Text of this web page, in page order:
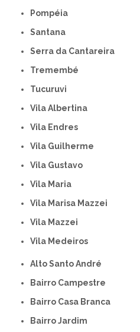
Pompéia
Santana
Serra da Cantareira
Tremembé
Tucuruvi
Vila Albertina
Vila Endres
Vila Guilherme
Vila Gustavo
Vila Maria
Vila Marisa Mazzei
Vila Mazzei
Vila Medeiros
Alto Santo André
Bairro Campestre
Bairro Casa Branca
Bairro Jardim